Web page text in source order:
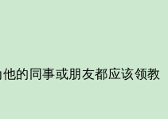
的同事或朋友都应该领教